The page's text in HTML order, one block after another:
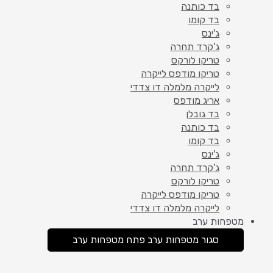
בד כותנה
בד קומו
ג'ינס
ג'קרד תחרה
טריקו לורקס
טריקו מודפס לייקרה
לייקרה מלמלה דו צדדי
אריג מודפס
בד גובלן
בד כותנה
בד קומו
ג'ינס
ג'קרד תחרה
טריקו לורקס
טריקו מודפס לייקרה
לייקרה מלמלה דו צדדי
מטפחות ערב
סגור מטפחות ערב פתח מטפחות ערב